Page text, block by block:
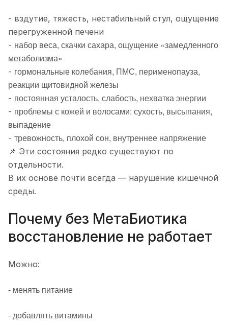
- вздутие, тяжесть, нестабильный стул, ощущение
перегруженной печени
- набор веса, скачки сахара, ощущение «замедленного
метаболизма»
- гормональные колебания, ПМС, перименопауза,
реакции щитовидной железы
- постоянная усталость, слабость, нехватка энергии
- проблемы с кожей и волосами: сухость, высыпания,
выпадение
- тревожность, плохой сон, внутреннее напряжение
📌 Эти состояния редко существуют по
отдельности.
В их основе почти всегда — нарушение кишечной
среды.
Почему без МетаБиотика
восстановление не работает
Можно:
- менять питание
- добавлять витамины